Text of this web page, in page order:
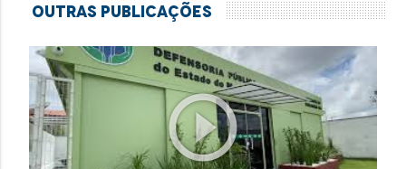
Outras Publicações
play_circle_outline